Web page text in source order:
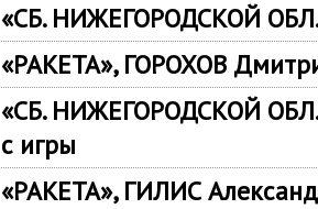
«СБ. НИЖЕГОРОДСКОЙ
«РАКЕТА», ГОРОХОВ
«СБ. НИЖЕГОРОДСКОЙ
с игры
«РАКЕТА», ГИЛИС